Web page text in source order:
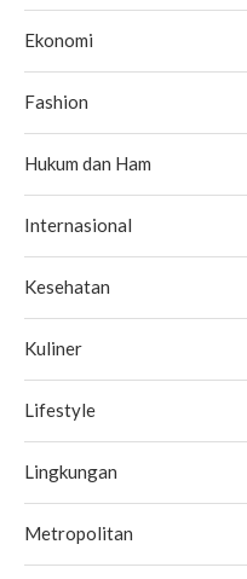
Ekonomi
Fashion
Hukum dan Ham
Internasional
Kesehatan
Kuliner
Lifestyle
Lingkungan
Metropolitan